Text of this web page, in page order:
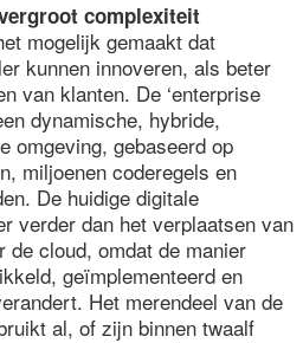
complexiteit
mogelijk gemaakt dat
kunnen innoveren, als beter
van klanten. De ‘enterprise
dynamische, hybride,
omgeving, gebaseerd op
miljoenen coderegels en
De huidige digitale
verder dan het verplaatsen van
de cloud, omdat de manier
geïmplementeerd en
Het merendeel van de
al, of zijn binnen twaalf